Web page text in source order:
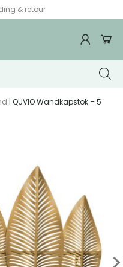
& retour
| QUVIO Wandkapstok – 5